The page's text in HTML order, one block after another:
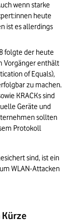
wenn starke
heute
ist es allerdings
folgte der heute
Vorgänger enthält
of Equals),
zu machen.
KRACKs sind
Geräte und
sollten
Protokoll
sind, ist ein
WLAN-Attacken
Kürze